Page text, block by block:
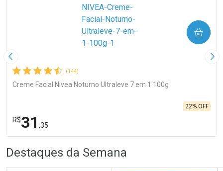
Imagem Anterior
(144)
Creme Facial Nivea Noturno Ultraleve 7 em 1 100g
R$31 ,35
22% OFF
COMPRAR
Laboratório
Por Menos
Destaques da Semana